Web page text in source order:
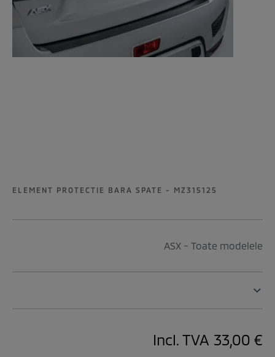
ELEMENT PROTECTIE BARA SPATE - MZ315125
ASX - Toate modelele
Incl. TVA 33,00 €